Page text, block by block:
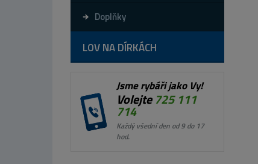
Doplňky
LOV NA DÍRKÁCH
Jsme rybáři jako Vy!
Volejte725 111
714
Každý všední den od 9 do 17
hod.